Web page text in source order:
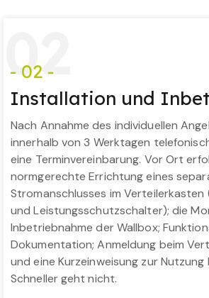
02
- 02 -
Installation und
Nach Annahme des individuellen
innerhalb von 3 Werktagen
eine Terminvereinbarung. Vor Ort
normgerechte Errichtung eines
Stromanschlusses im Verteilerkasten
und Leistungsschutzschalter); die
Inbetriebnahme der Wallbox;
Dokumentation; Anmeldung beim
und eine Kurzeinweisung zur Nutzung
Schneller geht nicht.